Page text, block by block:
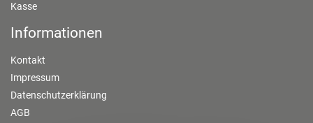
Kasse
Informationen
Kontakt
Impressum
Datenschutzerklärung
AGB